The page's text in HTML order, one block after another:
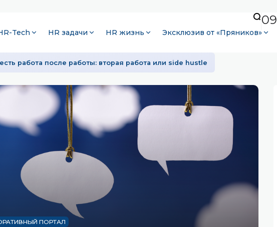
Tech HR задачи HR жизнь Эксклюзив от «Пряников»
09
работа после работы: вторая работа или side hustle
ПОРТАЛ